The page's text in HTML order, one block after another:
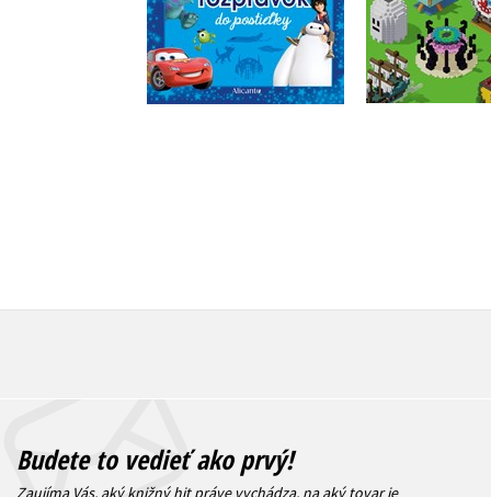
Do košíka
15,29 €
Do
9,34
Budete to vedieť ako prvý!
Zaujíma Vás, aký knižný hit práve vychádza, na aký tovar je